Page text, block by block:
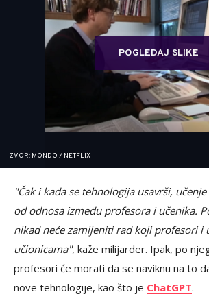
POGLEDAJ SLIKE
IZVOR: MONDO / NETFLIX
"Čak i kada se tehnologija usavrši,
od odnosa između profesora i učenika.
nikad neće zamijeniti rad koji profesori i
učionicama", kaže milijarder. Ipak, po
profesori će morati da se naviknu na to
nove tehnologije, kao što je ChatGPT.